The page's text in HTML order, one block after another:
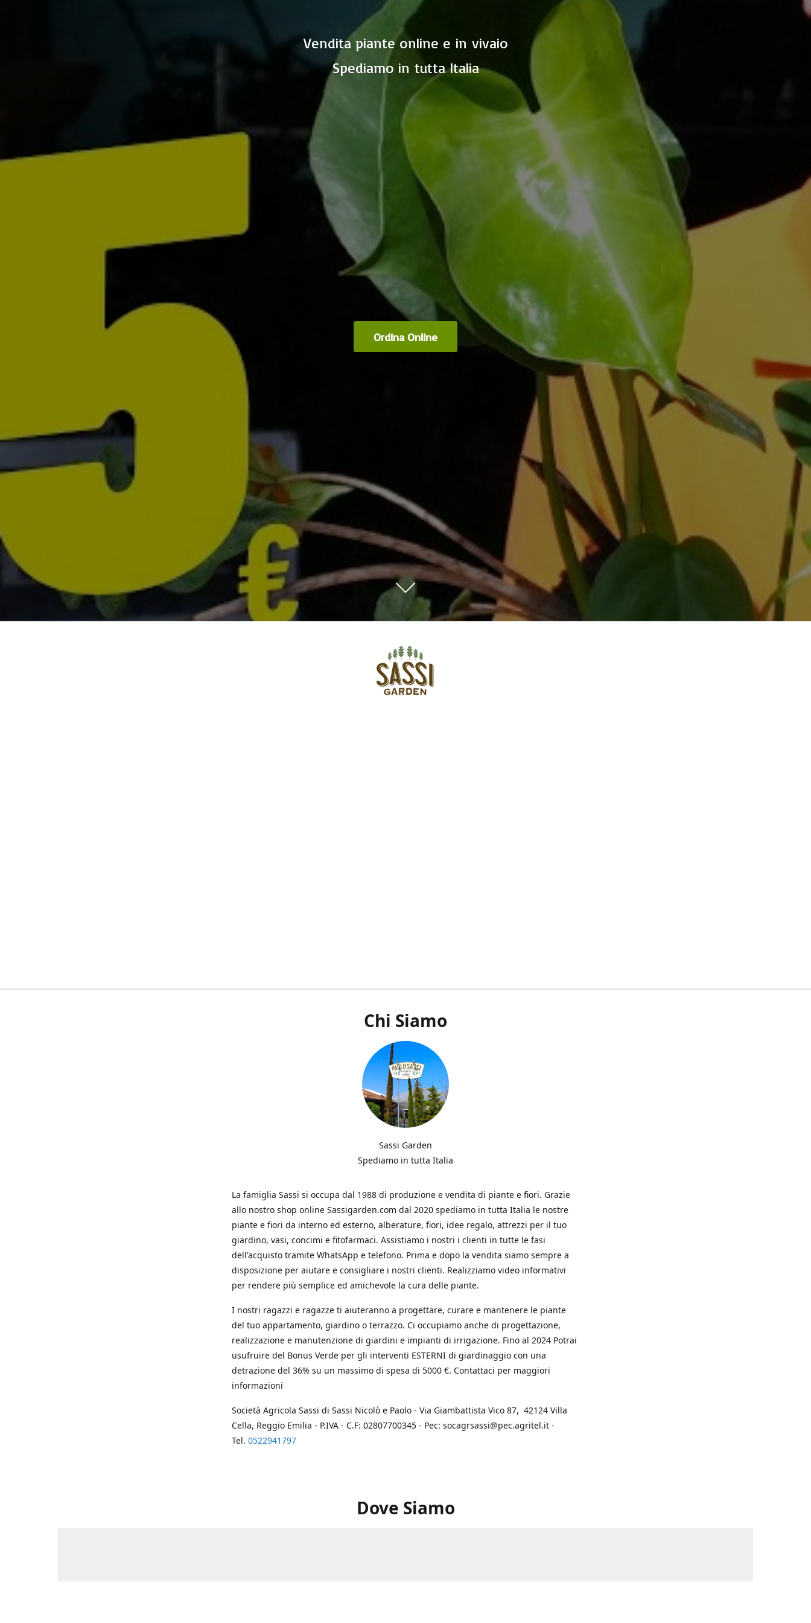
Vendita piante online e in vivaio
Spediamo in tutta Italia
Ordina Online
Chi Siamo
Sassi Garden
Spediamo in tutta Italia
La famiglia Sassi si occupa dal 1988 di produzione e vendita di piante e fiori. Grazie
allo nostro shop online Sassigarden.com dal 2020 spediamo in tutta Italia le nostre
piante e fiori da interno ed esterno, alberature, fiori, idee regalo, attrezzi per il tuo
giardino, vasi, concimi e fitofarmaci. Assistiamo i nostri i clienti in tutte le fasi
dell'acquisto tramite WhatsApp e telefono. Prima e dopo la vendita siamo sempre a
disposizione per aiutare e consigliare i nostri clienti. Realizziamo video informativi
per rendere più semplice ed amichevole la cura delle piante.
I nostri ragazzi e ragazze ti aiuteranno a progettare, curare e mantenere le piante
del tuo appartamento, giardino o terrazzo. Ci occupiamo anche di progettazione,
realizzazione e manutenzione di giardini e impianti di irrigazione. Fino al 2024 Potrai
usufruire del Bonus Verde per gli interventi ESTERNI di giardinaggio con una
detrazione del 36% su un massimo di spesa di 5000 €. Contattaci per maggiori
informazioni
Società Agricola Sassi di Sassi Nicolò e Paolo - Via Giambattista Vico 87, 42124 Villa
Cella, Reggio Emilia - P.IVA - C.F: 02807700345 - Pec: socagrsassi@pec.agritel.it -
Tel. 0522941797
Dove Siamo